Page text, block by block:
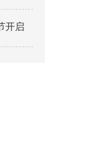
开启